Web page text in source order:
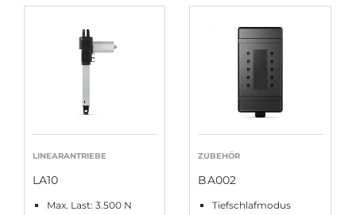
LINEARANTRIEBE
LA10
Max. Last: 3.500 N
ZUBEHÖR
BA002
Tiefschlafmodus